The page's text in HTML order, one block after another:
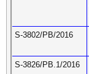
S-3802/PB/2016
S-3826/PB.1/2016